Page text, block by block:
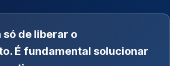
só de liberar o
É fundamental solucionar